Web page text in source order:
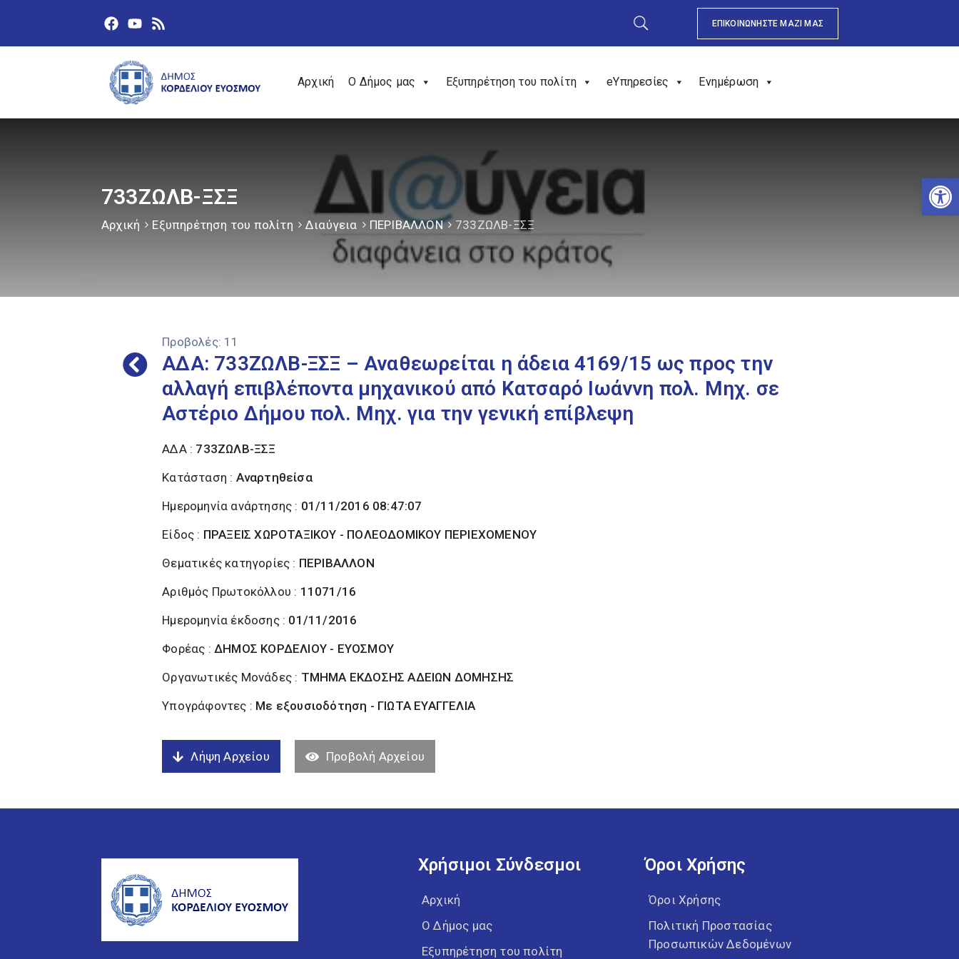
ΕΠΙΚΟΙΝΩΝΗΣΤΕ ΜΑΖΙ ΜΑΣ
Αρχική Ο Δήμος μας Εξυπηρέτηση του πολίτη eΥπηρεσίες Ενημέρωση
733ΖΩΛΒ-ΞΣΞ
Αρχική Εξυπηρέτηση του πολίτη Διαύγεια ΠΕΡΙΒΑΛΛΟΝ 733ΖΩΛΒ-ΞΣΞ
Προβολές: 11
ΑΔΑ: 733ΖΩΛΒ-ΞΣΞ – Αναθεωρείται η άδεια 4169/15 ως προς την
αλλαγή επιβλέποντα μηχανικού από Κατσαρό Ιωάννη πολ. Μηχ. σε
Αστέριο Δήμου πολ. Μηχ. για την γενική επίβλεψη
ΑΔΑ : 733ΖΩΛΒ-ΞΣΞ
Κατάσταση : Αναρτηθείσα
Ημερομηνία ανάρτησης : 01/11/2016 08:47:07
Είδος : ΠΡΑΞΕΙΣ ΧΩΡΟΤΑΞΙΚΟΥ - ΠΟΛΕΟΔΟΜΙΚΟΥ ΠΕΡΙΕΧΟΜΕΝΟΥ
Θεματικές κατηγορίες : ΠΕΡΙΒΑΛΛΟΝ
Αριθμός Πρωτοκόλλου : 11071/16
Ημερομηνία έκδοσης : 01/11/2016
Φορέας :ΔΗΜΟΣ ΚΟΡΔΕΛΙΟΥ - ΕΥΟΣΜΟΥ
Οργανωτικές Μονάδες : ΤΜΗΜΑ ΕΚΔΟΣΗΣ ΑΔΕΙΩΝ ΔΟΜΗΣΗΣ
Υπογράφοντες : Με εξουσιοδότηση - ΓΙΩΤΑ ΕΥΑΓΓΕΛΙΑ
Λήψη Αρχείου Προβολή Αρχείου
Χρήσιμοι Σύνδεσμοι
Αρχική
Ο Δήμος μας
Εξυπηρέτηση του πολίτη
Όροι Χρήσης
Όροι Χρήσης
Πολιτική Προστασίας
Προσωπικών Δεδομένων